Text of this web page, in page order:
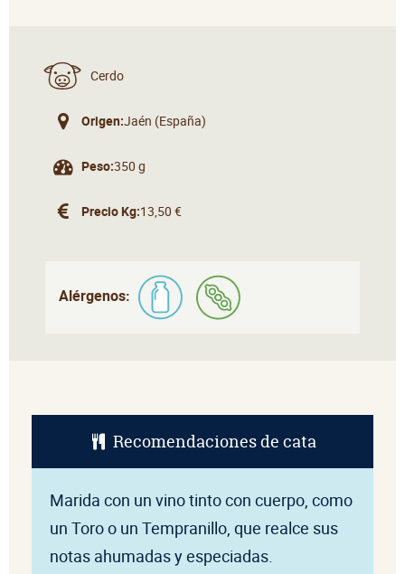
Cerdo
Origen:Jaén (España)
Peso:350 g
Precio Kg:13,50 €
Alérgenos:
Recomendaciones de cata
Marida con un vino tinto con cuerpo, como
un Toro o un Tempranillo, que realce sus
notas ahumadas y especiadas.